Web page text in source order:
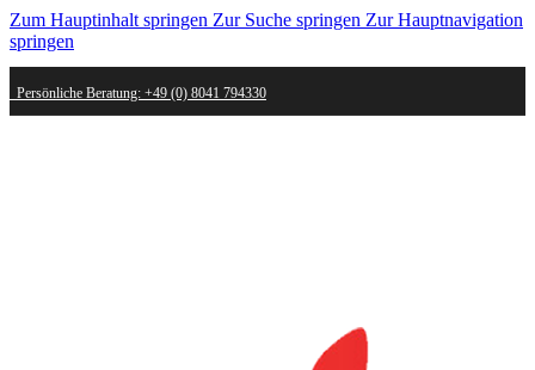
Zum Hauptinhalt springen Zur Suche springen Zur Hauptnavigation
springen
Persönliche Beratung: +49 (0) 8041 794330